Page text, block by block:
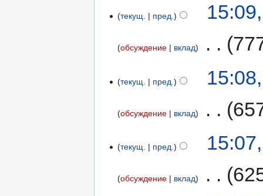
текущ. пред.
обсуждение вклад
текущ. пред.
обсуждение вклад
текущ. пред.
обсуждение вклад